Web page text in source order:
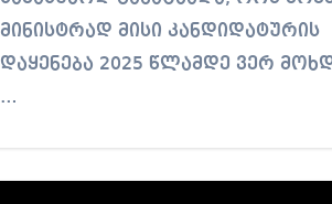
მინისტრად მისი კანდიდატურის
დაყენება 2025 წლამდე ვერ
…